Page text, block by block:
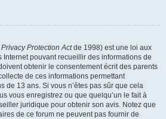
Protection Actde 1998) est une loi aux
Internet pouvant recueillir des informations de
obtenir le consentement écrit des parents
de ces informations permettant
de 13 ans. Si vous n’êtes pas sûr que cela
vous enregistrez ou que quelqu’un le fait à
juridique pour obtenir son avis. Notez que
de ce forum ne peuvent pas fournir de